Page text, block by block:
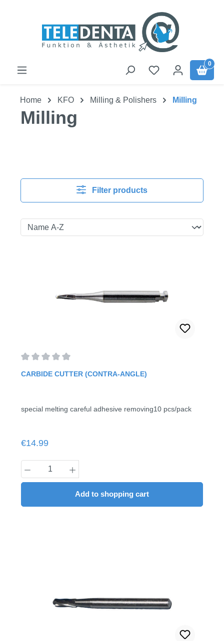
0
Home KFO Milling & Polishers Milling
Milling
Filter products
CARBIDE CUTTER (CONTRA-ANGLE)
special melting careful adhesive removing10 pcs/pack
Regular price:
€14.99
Product Quantity: Enter the desired
Add to shopping cart